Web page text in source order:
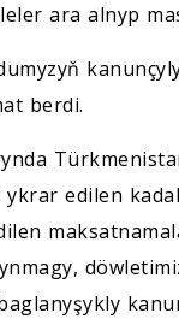
ara alnyp
berdi.
edilen